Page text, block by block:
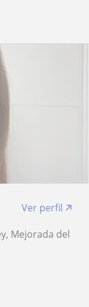
Ver perfil
Mejorada del